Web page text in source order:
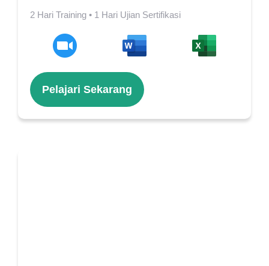
2 Hari Training • 1 Hari Ujian Sertifikasi
Pelajari Sekarang